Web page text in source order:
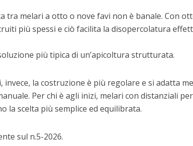
tra melari a otto o nove favi non è banale. Con
più spessi e ciò facilita la disopercolatura
più tipica di un’apicoltura strutturata.
invece, la costruzione è più regolare e si adatta
Per chi è agli inizi, melari con distanziali
la scelta più semplice ed equilibrata.
sul n.5-2026.